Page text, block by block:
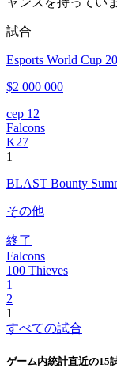
試合
Esports World Cup
$2 000 000
сер 12
Falcons
K27
1
BLAST Bounty
その他
終了
Falcons
100 Thieves
1
2
1
すべての試合
ゲーム内統計直近の15